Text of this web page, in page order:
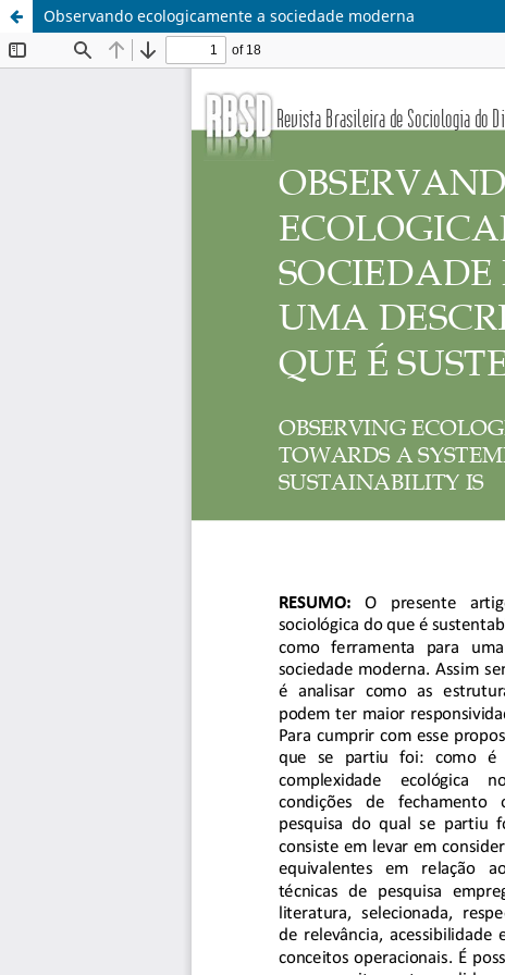
Observando ecologicamente a sociedade moderna